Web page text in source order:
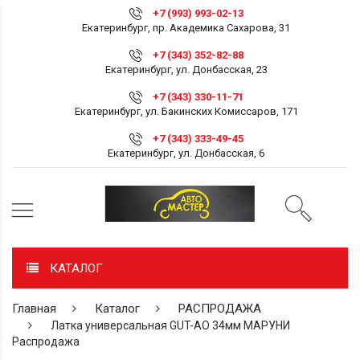
+7 (993) 993-02-13
Екатеринбург, пр. Академика Сахарова, 31
+7 (343) 352-82-88
Екатеринбург, ул. Донбасская, 23
+7 (343) 330-11-71
Екатеринбург, ул. Бакинских Комиссаров, 171
+7 (343) 333-49-45
Екатеринбург, ул. Донбасская, 6
КАТАЛОГ
Главная Каталог РАСПРОДАЖА
Латка универсальная GUT-AO 34мм МАРУНИ
Распродажа